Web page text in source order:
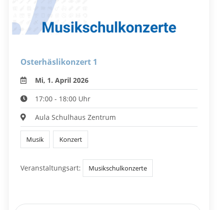
Osterhäslikonzert 1
Mi, 1. April 2026
17:00 - 18:00 Uhr
Aula Schulhaus Zentrum
Musik Konzert
Veranstaltungsart: Musikschulkonzerte